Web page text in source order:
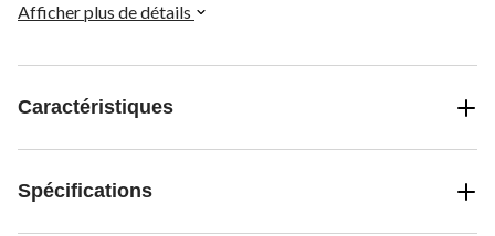
Afficher plus de détails
Caractéristiques
Spécifications